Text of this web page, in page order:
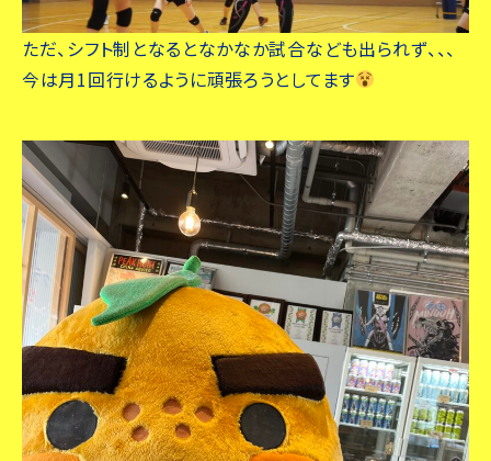
ただ、シフト制となるとなかなか試合なども出られず、、、
今は月1回行けるように頑張ろうとしてます